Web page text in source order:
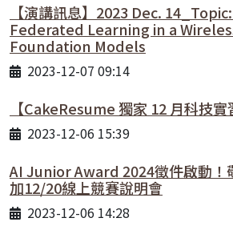
【演講訊息】2023 Dec.
Federated Learning in a
Foundation Models
2023-12-07 09:14
【CakeResume 獨家 12 月科技實
2023-12-06 15:39
AI Junior Award 2024徵件啟動！
加12/20線上競賽說明會
2023-12-06 14:28